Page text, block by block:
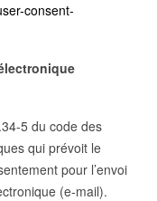
consent-
5 du code des
qui prévoit le
pour l’envoi
(e-mail).